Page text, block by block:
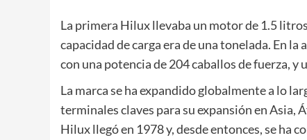
La primera Hilux llevaba un motor de 1.5
capacidad de carga era de una tonelada. En
con una potencia de 204 caballos de fuerza, y
La marca se ha expandido globalmente a lo
terminales claves para su expansión en Asia,
Hilux llegó en 1978 y, desde entonces, se ha